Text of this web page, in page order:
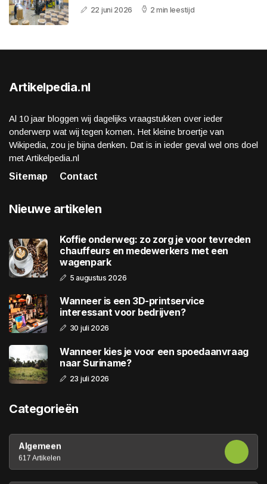
22 juni 2026 2 min leestijd
Artikelpedia.nl
Al 10 jaar bloggen wij dagelijks vraagstukken over ieder
onderwerp wat wij tegen komen. Het kleine broertje van
Wikipedia, zou je bijna denken. Dat is in ieder geval wel ons doel
met Artikelpedia.nl
Sitemap
Contact
Nieuwe artikelen
Koffie onderweg: zo zorg je voor tevreden
chauffeurs en medewerkers met een
wagenpark
5 augustus 2026
Wanneer is een 3D-printservice
interessant voor bedrijven?
30 juli 2026
Wanneer kies je voor een spoedaanvraag
naar Suriname?
23 juli 2026
Categorieën
Algemeen
617 Artikelen